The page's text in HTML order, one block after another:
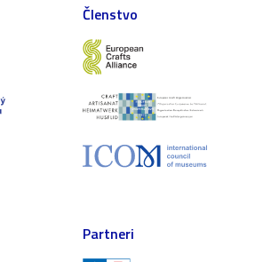
Členstvo
Partneri